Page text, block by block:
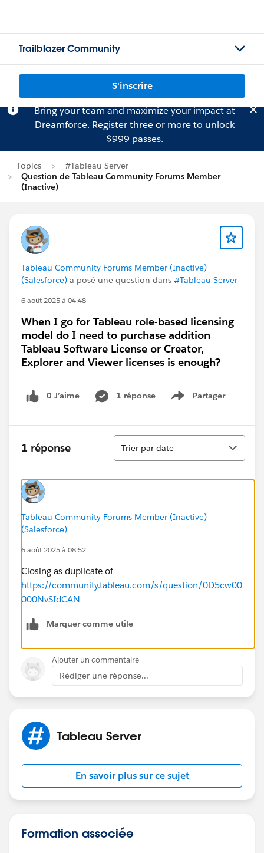
Trailblazer Community
S'inscrire
Bring your team and maximize your impact at
Dreamforce. Registerthree or more to unlock
$999 passes.
Topics
#Tableau Server
Question de Tableau Community Forums Member
(Inactive)
Tableau Community Forums Member (Inactive)
(Salesforce) a posé une question dans #Tableau Server
6 août 2025 à 04:48
When I go for Tableau role-based licensing
model do I need to purchase addition
Tableau Software License or Creator,
Explorer and Viewer licenses is enough?
0 J’aime 1 réponse Partager
Show menu
1 réponse
Tri
Trier par date
Tableau Community Forums Member (Inactive)
(Salesforce)
6 août 2025 à 08:52
Closing as duplicate of
https://community.tableau.com/s/question/0D5cw00
000NvSIdCAN
Marquer comme utile
Ajouter un commentaire
Rédiger une réponse...
Tableau Server
En savoir plus sur ce sujet
Formation associée